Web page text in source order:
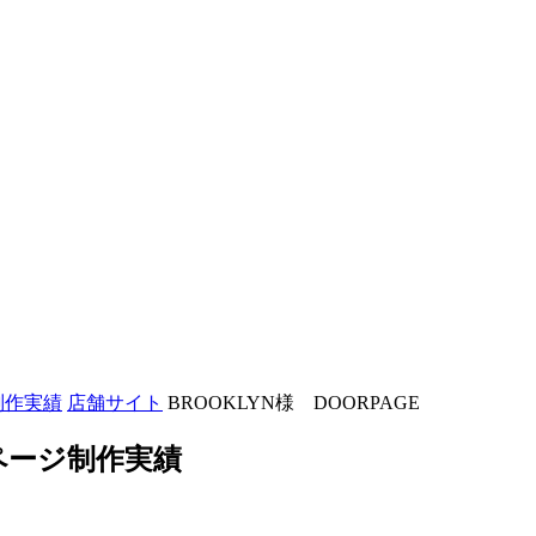
作実績 店舗サイト BROOKLYN様 DOORPAGE
ジ制作実績